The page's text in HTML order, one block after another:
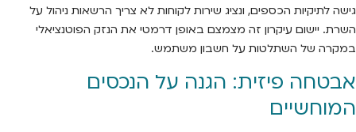
גישה לתיקיות הכספים, ונציג שירות לקוחות לא צריך הרשאות ניהול על
השרת. יישום עיקרון זה מצמצם באופן דרמטי את הנזק הפוטנציאלי
במקרה של השתלטות על חשבון משתמש.
אבטחה פיזית: הגנה על הנכסים
המוחשיים